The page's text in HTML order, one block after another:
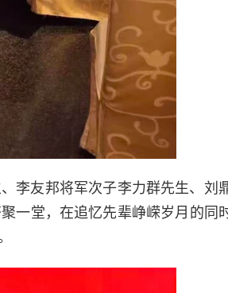
李友邦将军次子李力群先生、刘
一堂，在追忆先辈峥嵘岁月的同